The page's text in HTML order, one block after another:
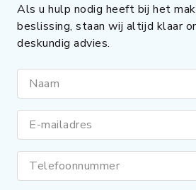
Als u hulp nodig heeft bij het
beslissing, staan wij altijd klaar
deskundig advies.
Naam
E-mailadres
Telefoonnummer